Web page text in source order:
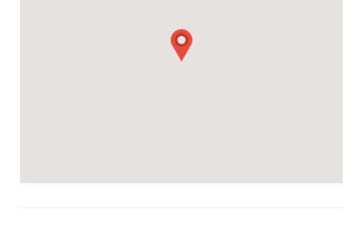
Acompaña tus platos con nuestras refrescantes
sodas, jugos naturales, cervezas y una selección de
casa!